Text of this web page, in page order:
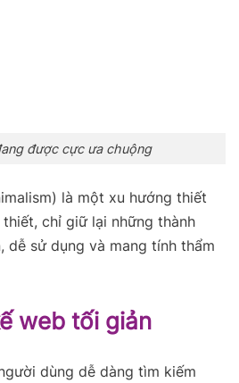
được cực ưa chuộng
là một xu hướng thiết
chỉ giữ lại những thành
sử dụng và mang tính thẩm
web tối giản
dùng dễ dàng tìm kiếm